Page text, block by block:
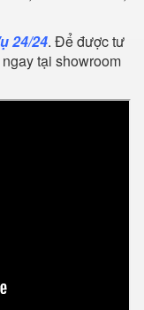
24/24. Để được tư
tại showroom